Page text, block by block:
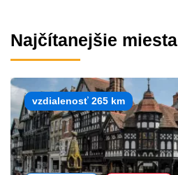
Najčítanejšie miesta
vzdialenosť 265 km